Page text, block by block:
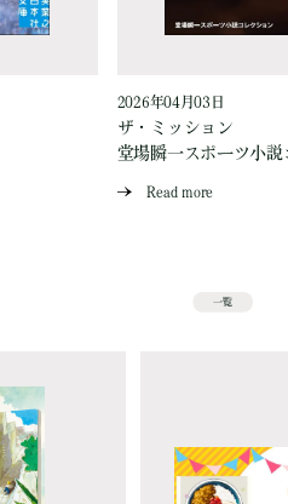
2026年04月03日
ザ・ミッション
堂場瞬一スポーツ小説
Read more
一覧